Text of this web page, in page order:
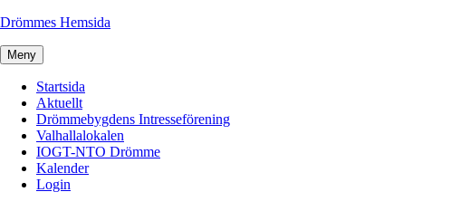
Hoppa
innehåll
Drömmes Hemsida
Meny
Startsida
Aktuellt
Drömmebygdens Intresseförening
Valhallalokalen
IOGT-NTO Drömme
Kalender
Login